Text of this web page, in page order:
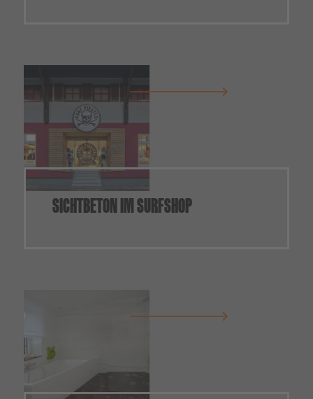
SICHTBETON IM SURFSHOP